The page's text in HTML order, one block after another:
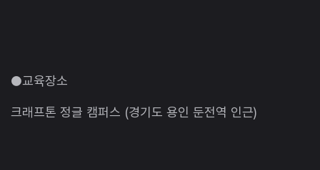
●교육장소
크래프톤 정글 캠퍼스 (경기도 용인 둔전역 인근)